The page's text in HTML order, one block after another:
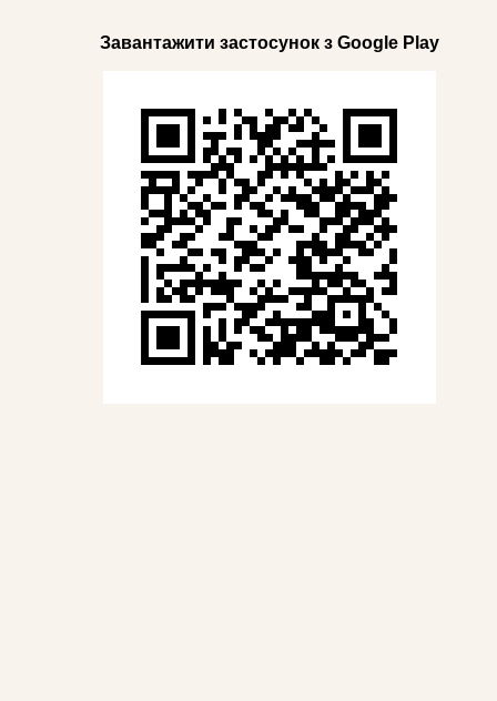
Завантажити застосунок з Google Play